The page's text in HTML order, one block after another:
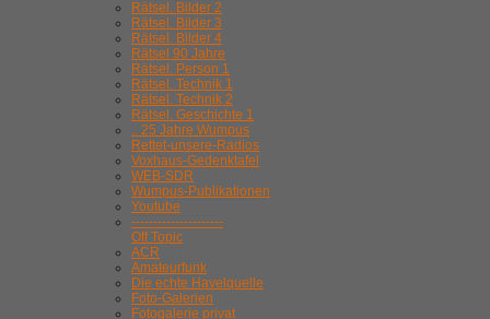
Rätsel. Bilder 2
Rätsel. Bilder 3
Rätsel. Bilder 4
Rätsel 90 Jahre
Rätsel. Person 1
Rätsel. Technik 1
Rätsel. Technik 2
Rätsel. Geschichte 1
.. 25 Jahre Wumpus
Rettet-unsere-Radios
Voxhaus-Gedenktafel
WEB-SDR
Wumpus-Publikationen
Youtube
---------------------
Off Topic
ACR
Amateurfunk
Die echte Havelquelle
Foto-Galerien
Fotogalerie privat